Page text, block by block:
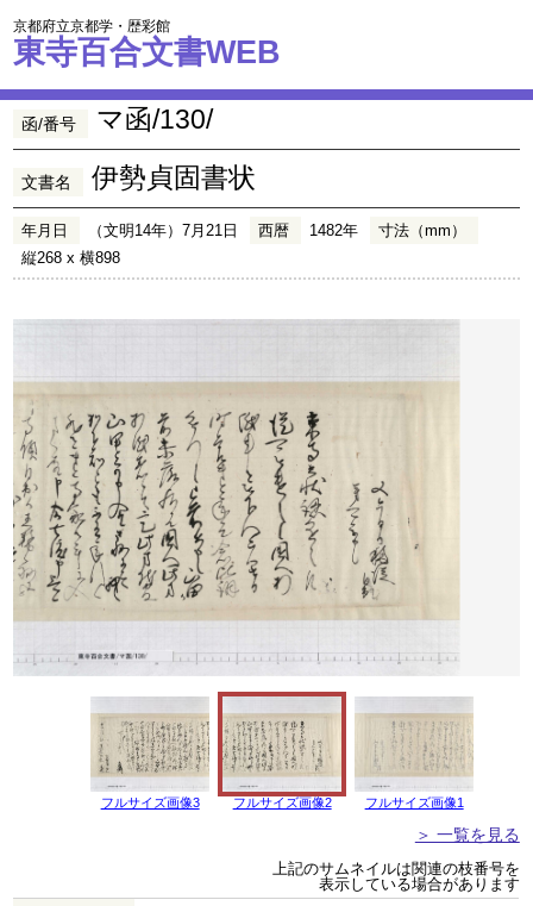
京都府立京都学・歴彩館
東寺百合文書WEB
函/番号 マ函/130/
文書名 伊勢貞固書状
年月日 （文明14年）7月21日 西暦 1482年
寸法（mm）
縦268 x 横898
フルサイズ画像3 フルサイズ画像2 フルサイズ画像1
＞ 一覧を見る
上記のサムネイルは関連の枝番号を
表示している場合があります